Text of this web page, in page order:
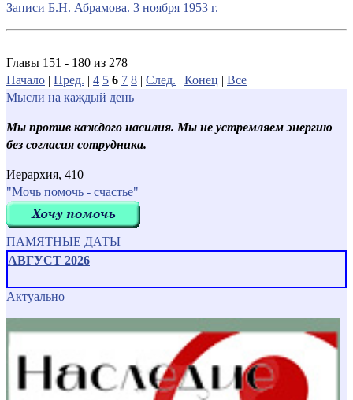
Записи Б.Н. Абрамова. 3 ноября 1953 г.
Главы 151 - 180 из 278
Начало | Пред. | 4 5 6 7 8 | След. | Конец | Все
Мысли на каждый день
Мы против каждого насилия. Мы не устремляем энергию
без согласия сотрудника.
Иерархия, 410
"Мочь помочь - счастье"
ПАМЯТНЫЕ ДАТЫ
АВГУСТ 2026
Актуально